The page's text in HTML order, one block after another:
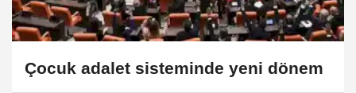
Çocuk adalet sisteminde yeni dönem